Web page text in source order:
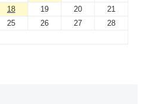
18 19 20
21
25 26 27
28